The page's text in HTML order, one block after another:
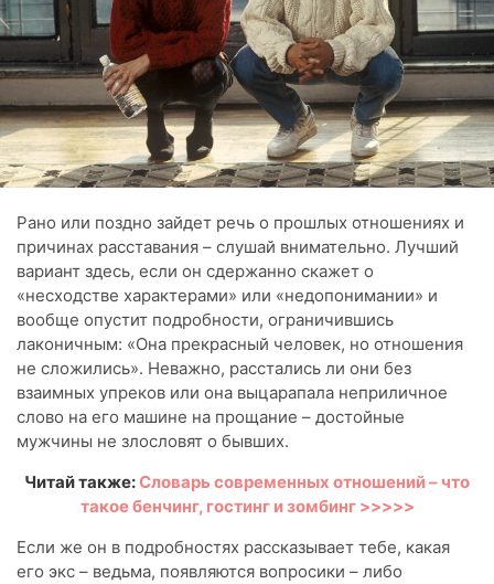
Рано или поздно зайдет речь о прошлых отношениях и
причинах расставания – слушай внимательно. Лучший
вариант здесь, если он сдержанно скажет о
«несходстве характерами» или «недопонимании» и
вообще опустит подробности, ограничившись
лаконичным: «Она прекрасный человек, но отношения
не сложились». Неважно, расстались ли они без
взаимных упреков или она выцарапала неприличное
слово на его машине на прощание – достойные
мужчины не злословят о бывших.
Читай также:Словарь современных отношений – что
такое бенчинг, гостинг и зомбинг >>>>>
Если же он в подробностях рассказывает тебе, какая
его экс – ведьма, появляются вопросики – либо